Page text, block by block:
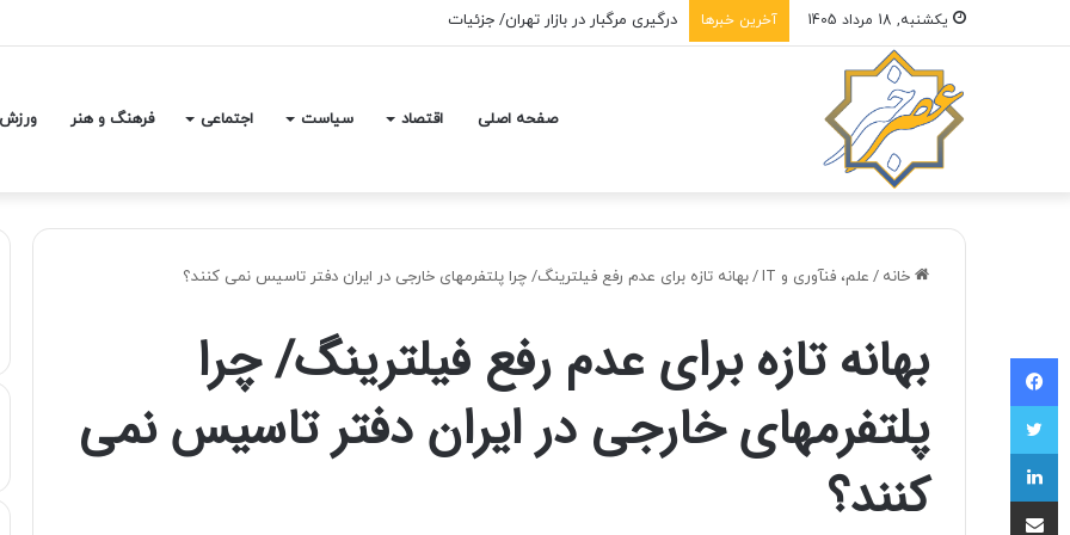
یکشنبه, 18 مرداد 1405 آخرین خبرها قیمت واقعی بنزین چقدر است؟/ میزان یارانه‌ای که دولت روی هر لیتر بنزین می‌دهد، مشخص شد
صفحه اصلی اقتصاد سیاست اجتماعی فرهنگ و هنر ورزش
خانه / علم، فنآوری و IT /بهانه تازه برای عدم رفع فیلترینگ/ چرا پلتفرمهای خارجی در ایران دفتر تاسیس نمی کنند؟
بهانه تازه برای عدم رفع فیلترینگ/ چرا
پلتفرمهای خارجی در ایران دفتر تاسیس نمی
کنند؟